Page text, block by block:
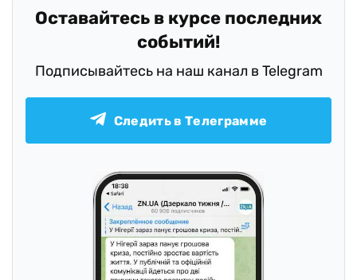
Оставайтесь в курсе последних
событий!
Подписывайтесь на наш канал в Telegram
Следить в Телеграмме